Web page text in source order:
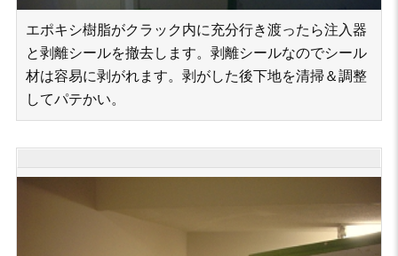
エポキシ樹脂がクラック内に充分行き渡ったら注入器
と剥離シールを撤去します。剥離シールなのでシール
材は容易に剥がれます。剥がした後下地を清掃＆調整
してパテかい。